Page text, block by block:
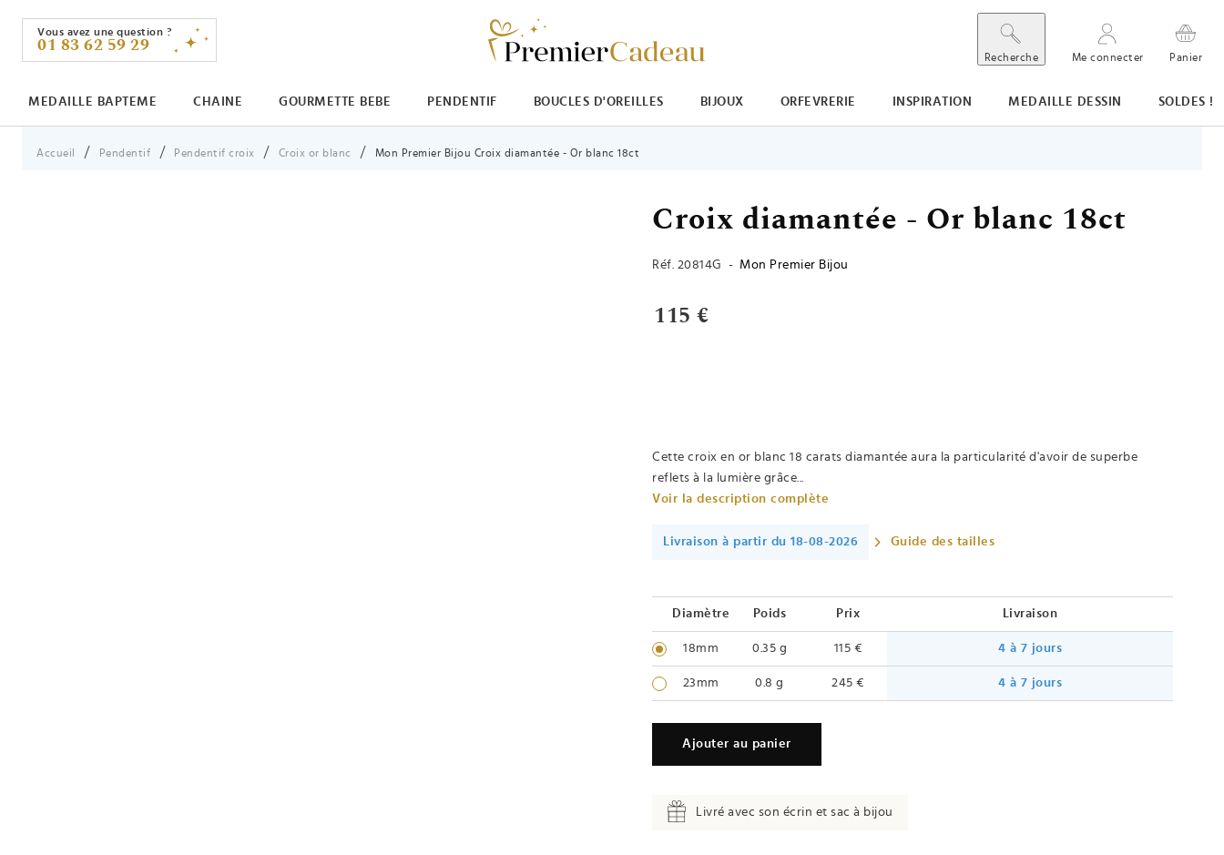
Vous avez une question ?
01 83 62 59 29
Recherche Me connecter Panier
MEDAILLE BAPTEME CHAINE GOURMETTE BEBE PENDENTIF BOUCLES D'OREILLES BIJOUX ORFEVRERIE INSPIRATION MEDAILLE DESSIN SOLDES !
Vous êtes ici :
Accueil Pendentif Pendentif croix Croix or blanc Mon Premier Bijou Croix diamantée - Or blanc 18ct
Croix diamantée - Or blanc 18ct
Réf. 20814G - Mon Premier Bijou
115 €
Cette croix en or blanc 18 carats diamantée aura la particularité d'avoir de superbe
reflets à la lumière grâce...
Voir la description complète
Livraison à partir du 18-08-2026 Guide des tailles
Diamètre Poids Prix Livraison
18mm 0.35 g 115 € 4 à 7 jours
23mm 0.8 g 245 € 4 à 7 jours
Ajouter au panier
Livré avec son écrin et sac à bijou